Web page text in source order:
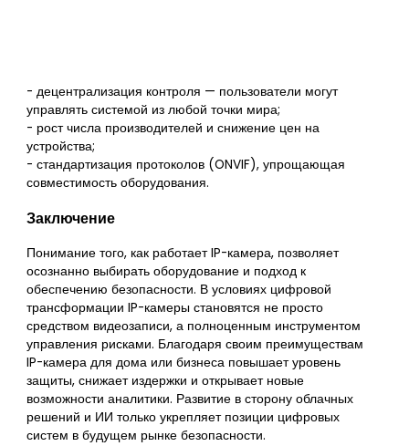
- децентрализация контроля — пользователи могут
управлять системой из любой точки мира;
- рост числа производителей и снижение цен на
устройства;
- стандартизация протоколов (ONVIF), упрощающая
совместимость оборудования.
Заключение
Понимание того, как работает IP-камера, позволяет
осознанно выбирать оборудование и подход к
обеспечению безопасности. В условиях цифровой
трансформации IP-камеры становятся не просто
средством видеозаписи, а полноценным инструментом
управления рисками. Благодаря своим преимуществам
IP-камера для дома или бизнеса повышает уровень
защиты, снижает издержки и открывает новые
возможности аналитики. Развитие в сторону облачных
решений и ИИ только укрепляет позиции цифровых
систем в будущем рынке безопасности.